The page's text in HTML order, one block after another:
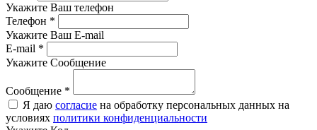
Укажите Ваш телефон
Телефон *
Укажите Ваш E-mail
E-mail *
Укажите Сообщение
Сообщение *
Я даю согласие на обработку персональных данных на
условиях политики конфиденциальности